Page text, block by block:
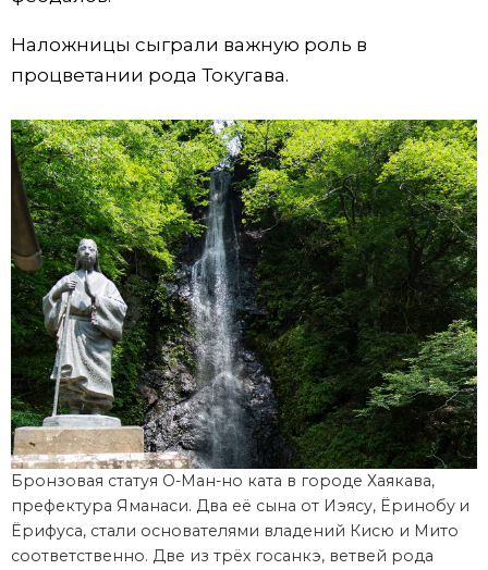
Наложницы сыграли важную роль в
процветании рода Токугава.
Бронзовая статуя О-Ман-но ката в городе Хаякава,
префектура Яманаси. Два её сына от Иэясу, Ёринобу и
Ёрифуса, стали основателями владений Кисю и Мито
соответственно. Две из трёх госанкэ, ветвей рода